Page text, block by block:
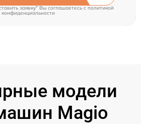
заявку" Вы соглашаетесь cполитикой
конфиденциальности
модели
Magio